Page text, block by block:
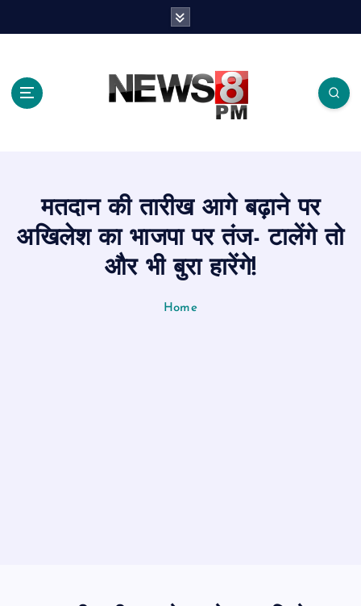
मतदान की तारीख आगे बढ़ाने पर
अखिलेश का भाजपा पर तंज- टालेंगे तो
और भी बुरा हारेंगे!
Home